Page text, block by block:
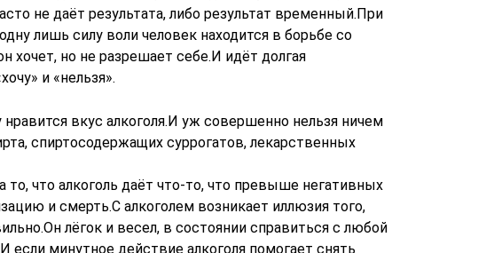
не даёт результата, либо результат временный.При
лишь силу воли человек находится в борьбе со
хочет, но не разрешает себе.И идёт долгая
и «нельзя».
вкус алкоголя.И уж совершенно нельзя ничем
спиртосодержащих суррогатов, лекарственных
то, что алкоголь даёт что-то, что превыше негативных
и смерть.С алкоголем возникает иллюзия того,
лёгок и весел, в состоянии справиться с любой
если минутное действие алкоголя помогает снять